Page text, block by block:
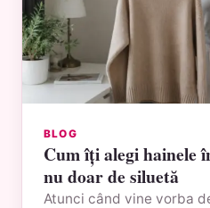
BLOG
Cum îți alegi hainele
nu doar de siluetă
Atunci când vine vorba